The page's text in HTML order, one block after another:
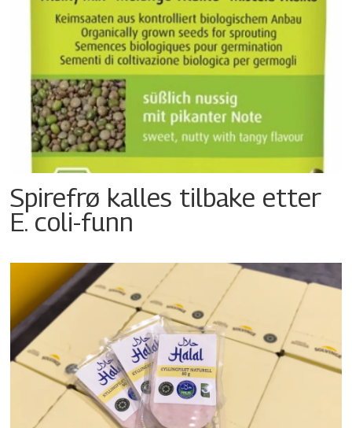
Spirefrø kalles tilbake etter
E. coli-funn